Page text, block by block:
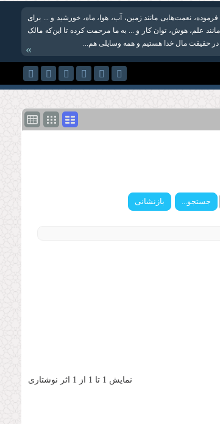
فرموده، نعمت‌هایی مانند زمین، آب، هوا، ماه، خورشید و ... برای
علم، هوش، توان کار و ... به ما مرحمت کرده تا این‌که مالک
در حقیقت مال خدا هستیم و همه وسایلی هم...
»
تعداد
در
نمایش 1 تا 1 از 1 اثر نوشتاری